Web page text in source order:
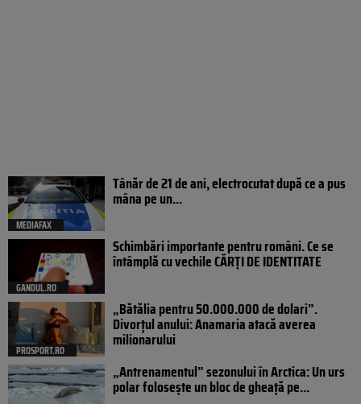
MEDIAFAX
Tânăr de 21 de ani, electrocutat după ce a pus
mâna pe un...
GANDUL.RO
Schimbări importante pentru români. Ce se
întâmplă cu vechile CĂRȚI DE IDENTITATE
PROSPORT.RO
„Bătălia pentru 50.000.000 de dolari”.
Divorțul anului: Anamaria atacă averea
milionarului
„Antrenamentul” sezonului în Arctica: Un urs
polar folosește un bloc de gheață pe...